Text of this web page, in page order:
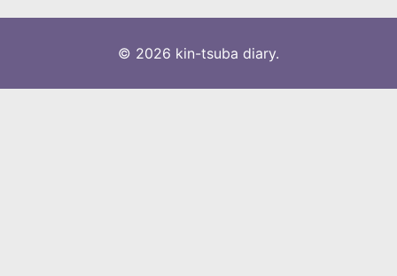
© 2026 kin-tsuba diary.